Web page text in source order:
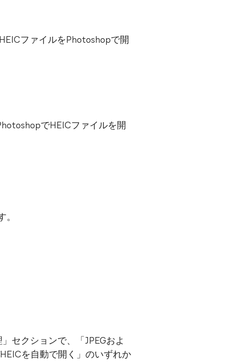
ファイルをPhotoshopで開
でHEICファイルを開
。
セクションで、「JPEGおよ
を自動で開く」のいずれか